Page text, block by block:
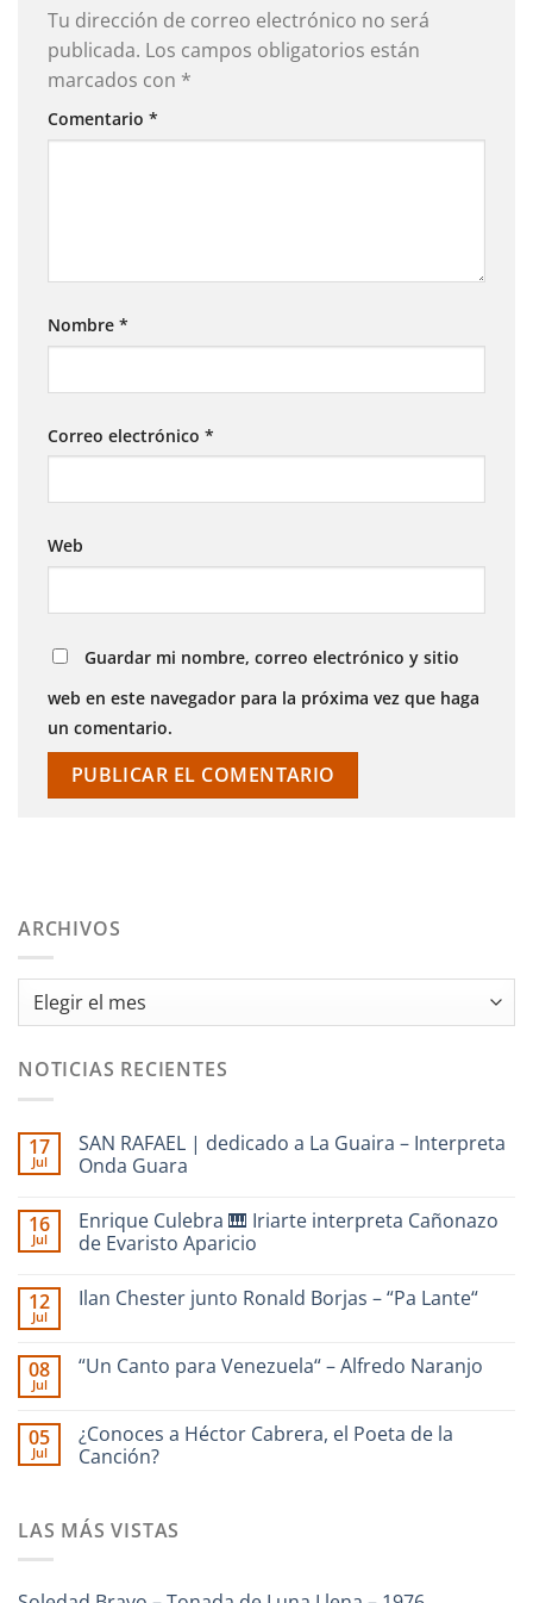
Tu dirección de correo electrónico no será
publicada. Los campos obligatorios están
marcados con *
Comentario *
Nombre *
Correo electrónico *
Web
Guardar mi nombre, correo electrónico y sitio
web en este navegador para la próxima vez que haga
un comentario.
ARCHIVOS
Archivos
NOTICIAS RECIENTES
17
Jul
SAN RAFAEL | dedicado a La Guaira – Interpreta
Onda Guara
comentarios
en
SAN
dedicado
–
Interpreta
16
Jul
Enrique Culebra 🎹 Iriarte interpreta Cañonazo
de Evaristo Aparicio
comentarios
🎹
Iriarte
Evaristo
Aparicio
12
Jul
Ilan Chester junto Ronald Borjas – “Pa Lante“
en
Ronald
Borjas
–
08
Jul
“Un Canto para Venezuela“ – Alfredo Naranjo
en
“Un
Canto
Alfredo
05
Jul
¿Conoces a Héctor Cabrera, el Poeta de la
Canción?
en
¿Conoces
LAS MÁS VISTAS